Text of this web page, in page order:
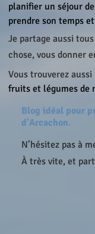
planifier un séjour
prendre son temps
Je partage aussi
chose, vous donner
Vous trouverez
fruits et légumes de
Blog idéal pour
d'Arcachon.
N’hésitez pas à
À très vite, et